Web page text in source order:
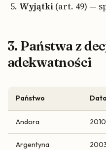
Wyjątki (art. 49) —
3. Państwa z
adekwatności
Państwo Data
Andora 2010
Argentyna